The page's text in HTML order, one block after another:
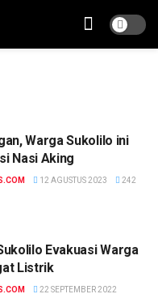
Warga Sukolilo ini
Nasi Aking
12 AGUSTUS 2023 242
Evakuasi Warga
Listrik
22 SEPTEMBER 2022